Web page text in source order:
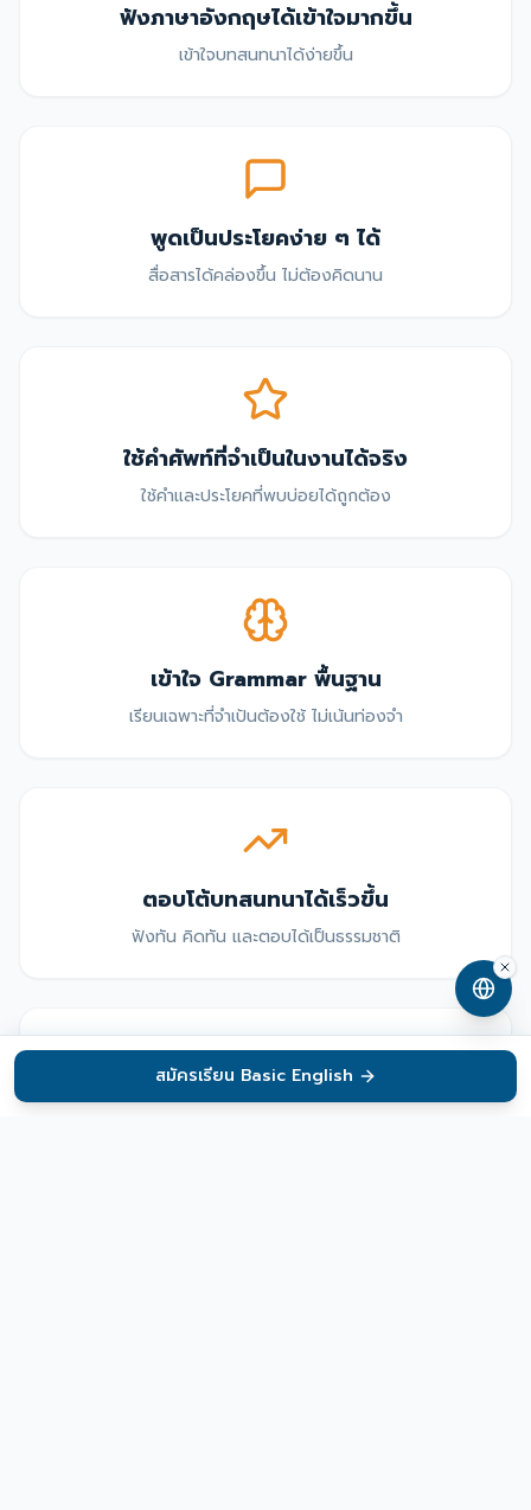
ฟังภาษาอังกฤษได้เข้าใจมากขึ้น
เข้าใจบทสนทนาได้ง่ายขึ้น
พูดเป็นประโยคง่าย ๆ ได้
สื่อสารได้คล่องขึ้น ไม่ต้องคิดนาน
ใช้คำศัพท์ที่จำเป็นในงานได้จริง
ใช้คำและประโยคที่พบบ่อยได้ถูกต้อง
เข้าใจ Grammar พื้นฐาน
เรียนเฉพาะที่จำเป้นต้องใช้ ไม่เน้นท่องจำ
ตอบโต้บทสนทนาได้เร็วขึ้น
ฟังทัน คิดทัน และตอบได้เป็นธรรมชาติ
สมัครเรียน Basic English